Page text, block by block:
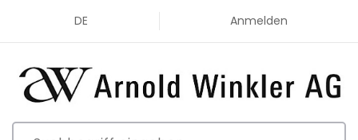
DE Anmelden